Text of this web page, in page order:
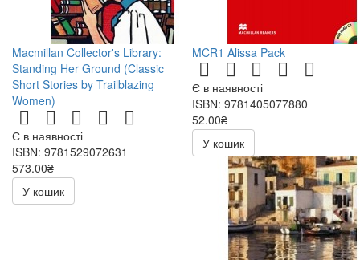
Macmillan Collector's Library:
Standing Her Ground (Classic
Short Stories by Trailblazing
Women)
Є в наявності
ISBN: 9781529072631
573.00₴
У кошик
MCR1 Alissa Pack
Є в наявності
ISBN: 9781405077880
52.00₴
У кошик